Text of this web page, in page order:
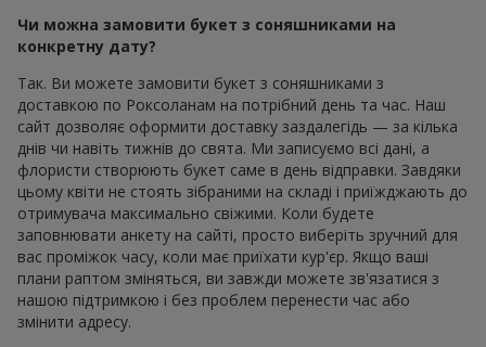
Чи можна замовити букет з соняшниками на
конкретну дату?
Так. Ви можете замовити букет з соняшниками з
доставкою по Роксоланам на потрібний день та час. Наш
сайт дозволяє оформити доставку заздалегідь — за кілька
днів чи навіть тижнів до свята. Ми записуємо всі дані, а
флористи створюють букет саме в день відправки. Завдяки
цьому квіти не стоять зібраними на складі і приїжджають до
отримувача максимально свіжими. Коли будете
заповнювати анкету на сайті, просто виберіть зручний для
вас проміжок часу, коли має приїхати кур'єр. Якщо ваші
плани раптом зміняться, ви завжди можете зв'язатися з
нашою підтримкою і без проблем перенести час або
змінити адресу.